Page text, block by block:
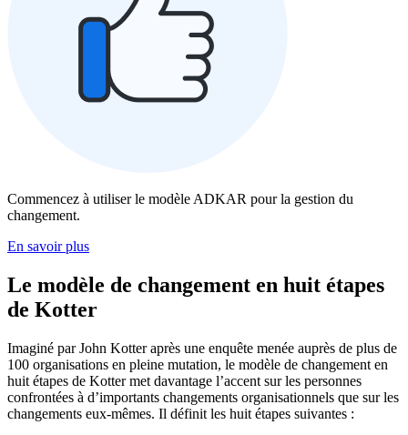
Commencez à utiliser le modèle ADKAR pour la gestion du
changement.
En savoir plus
Le modèle de changement en huit étapes
de Kotter
Imaginé par John Kotter après une enquête menée auprès de plus de
100 organisations en pleine mutation, le modèle de changement en
huit étapes de Kotter met davantage l’accent sur les personnes
confrontées à d’importants changements organisationnels que sur les
changements eux-mêmes. Il définit les huit étapes suivantes :